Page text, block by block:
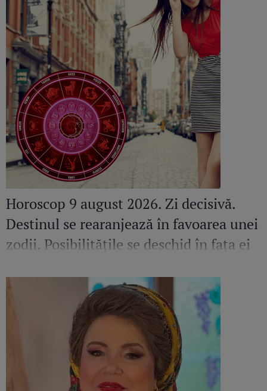
Horoscop 9 august 2026. Zi decisivă.
Destinul se rearanjează în favoarea unei
zodii. Posibilitățile se deschid în fața ei